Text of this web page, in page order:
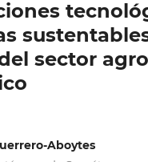
sector
Aboytes